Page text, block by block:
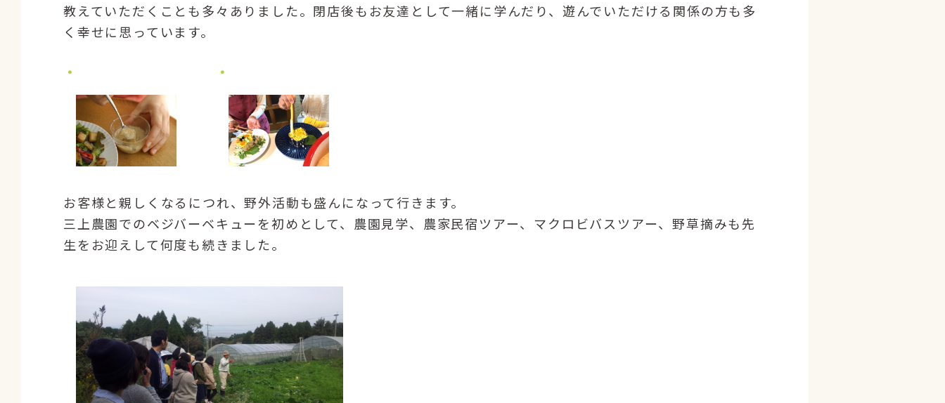
教えていただくことも多々ありました。閉店後もお友達として一緒に学んだり、遊んでいただける関係の方も多
く幸せに思っています。
お客様と親しくなるにつれ、野外活動も盛んになって行きます。
三上農園でのベジバーベキューを初めとして、農園見学、農家民宿ツアー、マクロビバスツアー、野草摘みも先
生をお迎えして何度も続きました。